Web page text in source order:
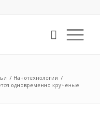
/ Нанотехнологии /
одновременно крученые